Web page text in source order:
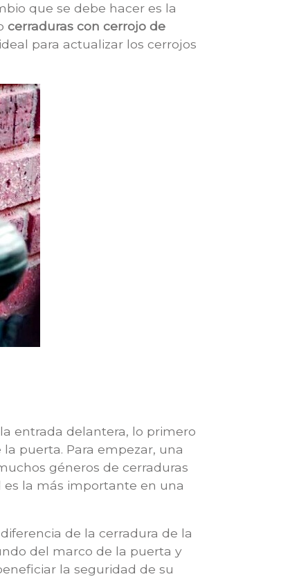
que se debe hacer es la
cerraduras con cerrojo de
para actualizar los cerrojos
entrada delantera, lo primero
puerta. Para empezar, una
géneros de cerraduras
la más importante en una
diferencia de la cerradura de la
del marco de la puerta y
la seguridad de su